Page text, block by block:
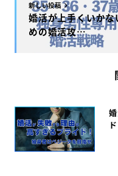
新しい投稿
婚活が上手くいか
めの婚活攻…